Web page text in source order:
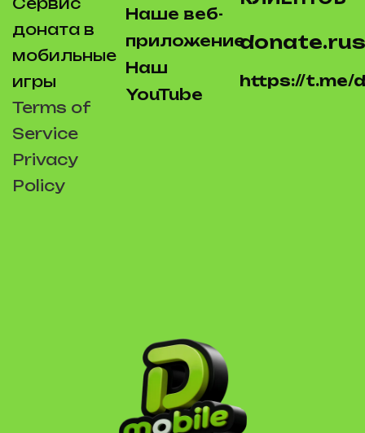
доната в
мобильные
игры
Terms of
Service
Privacy
Policy
Наше веб-
приложение
Наш
YouTube
https://t.me/